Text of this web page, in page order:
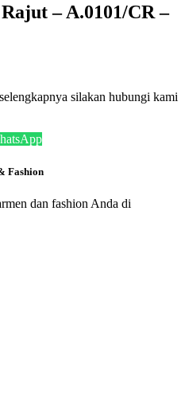
– A.0101/CR –
silakan hubungi kami
Fashion
dan fashion Anda di